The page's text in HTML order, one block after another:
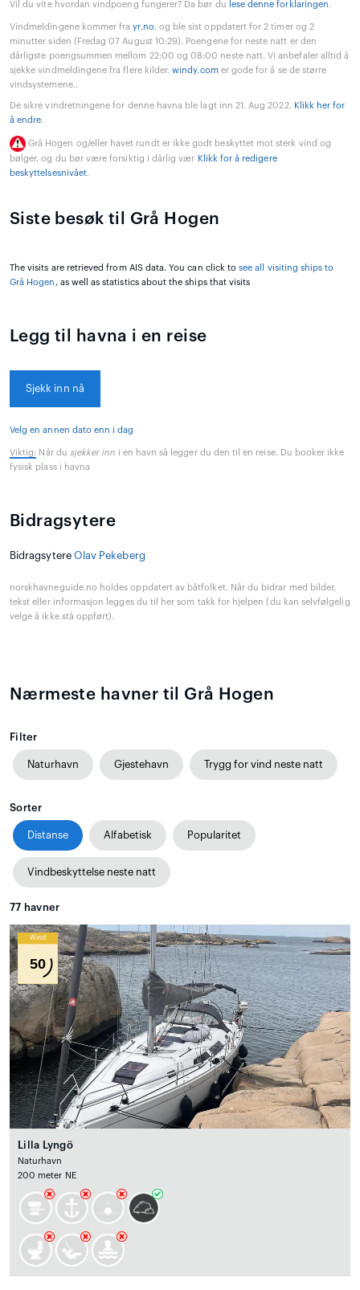
Vil du vite hvordan vindpoeng fungerer? Da bør du lese denne forklaringen.
Vindmeldingene kommer frayr.no, og ble sist oppdatert for 2 timer og 2
minutter siden (Fredag 07 August 10:29). Poengene for neste natt er den
dårligste poengsummen mellom 22:00 og 08:00 neste natt. Vi anbefaler alltid å
sjekke vindmeldingene fra flere kilder.windy.comer gode for å se de større
vindsystemene..
De sikre vindretningene for denne havna ble lagt inn 21. Aug 2022. Klikk her for
å endre.
Grå Hogen og/eller havet rundt er ikke godt beskyttet mot sterk vind og
bølger, og du bør være forsiktig i dårlig vær Klikk for å redigere
beskyttelsesnivået.
Siste besøk til Grå Hogen
The visits are retrieved from AIS data. You can click tosee all visiting ships to
Grå Hogen , as well as statistics about the ships that visits
Legg til havna i en reise
Sjekk inn nå
Velg en annen dato enn i dag
Viktig: Når du sjekker inn i en havn så legger du den til en reise. Du booker ikke
fysisk plass i havna
Bidragsytere
Bidragsytere Olav Pekeberg
norskhavneguide.no holdes oppdatert av båtfolket. Når du bidrar med bilder,
tekst eller informasjon legges du til her som takk for hjelpen (du kan selvfølgelig
velge å ikke stå oppført).
Nærmeste havner til Grå Hogen
Filter
Naturhavn Gjestehavn Trygg for vind neste natt
Sorter
Distanse Alfabetisk Popularitet
Vindbeskyttelse neste natt
77 havner
Wind
50
Lilla Lyngö
Naturhavn
200 meter NE